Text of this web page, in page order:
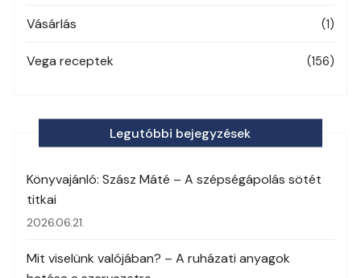
Vásárlás (1)
Vega receptek (156)
Legutóbbi bejegyzések
Könyvajánló: Szász Máté – A szépségápolás sötét
titkai
2026.06.21.
Mit viselünk valójában? – A ruházati anyagok